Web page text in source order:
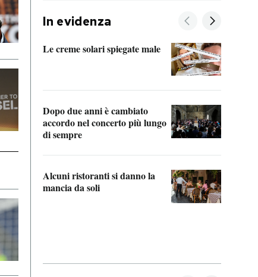
In evidenza
Le creme solari spiegate male
Dopo due anni è cambiato
accordo nel concerto più lungo
di sempre
Alcuni ristoranti si danno la
mancia da soli